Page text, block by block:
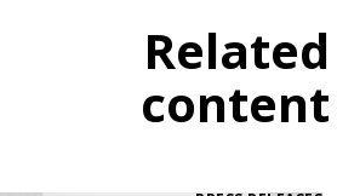
Related
content